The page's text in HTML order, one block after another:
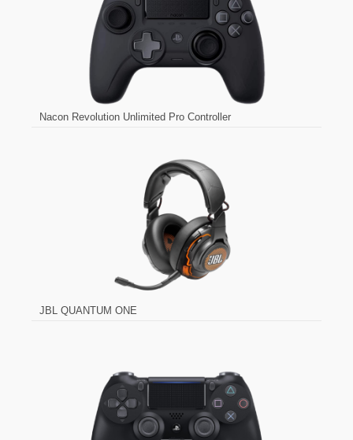
Nacon Revolution Unlimited Pro Controller
JBL QUANTUM ONE